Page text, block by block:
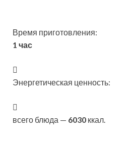
Время приготовления:
1 час
Энергетическая ценность:
всего блюда — 6030 ккал.